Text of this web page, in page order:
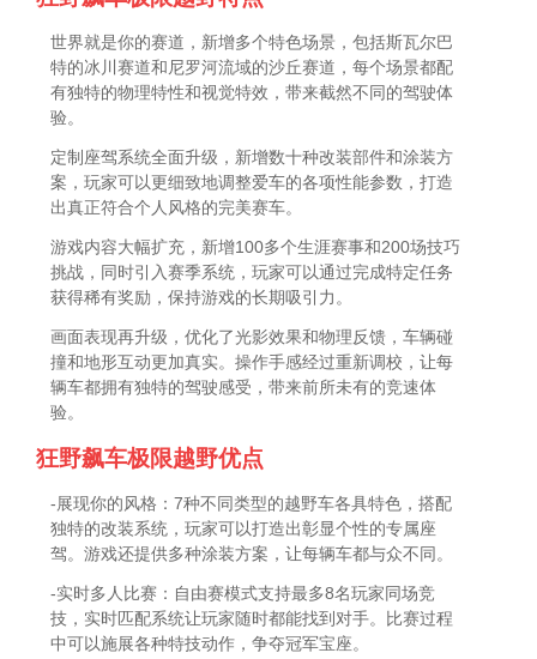
世界就是你的赛道，新增多个特色场景，包括斯瓦尔巴
特的冰川赛道和尼罗河流域的沙丘赛道，每个场景都配
有独特的物理特性和视觉特效，带来截然不同的驾驶体
验。
定制座驾系统全面升级，新增数十种改装部件和涂装方
案，玩家可以更细致地调整爱车的各项性能参数，打造
出真正符合个人风格的完美赛车。
游戏内容大幅扩充，新增100多个生涯赛事和200场技巧
挑战，同时引入赛季系统，玩家可以通过完成特定任务
获得稀有奖励，保持游戏的长期吸引力。
画面表现再升级，优化了光影效果和物理反馈，车辆碰
撞和地形互动更加真实。操作手感经过重新调校，让每
辆车都拥有独特的驾驶感受，带来前所未有的竞速体
验。
狂野飙车极限越野优点
-展现你的风格：7种不同类型的越野车各具特色，搭配
独特的改装系统，玩家可以打造出彰显个性的专属座
驾。游戏还提供多种涂装方案，让每辆车都与众不同。
-实时多人比赛：自由赛模式支持最多8名玩家同场竞
技，实时匹配系统让玩家随时都能找到对手。比赛过程
中可以施展各种特技动作，争夺冠军宝座。